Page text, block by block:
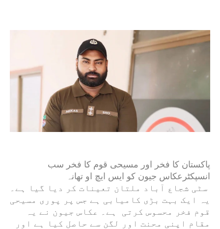
پاکستان کا فخر اور مسیحی قوم کا فخر سب
انسپکٹرعکاس جیون کو ایس ایچ او تھانہ
سٹی شجاع آباد ملتان تعینات کر دیا گیا ہے۔
یہ ایک بہت بڑی کامیابی ہے جس پر پوری مسیحی
قوم فخر محسوس کرتی ہے۔ عکاس جیون نے یہ
مقام اپنی محنت اور لگن سے حاصل کیا ہے اور